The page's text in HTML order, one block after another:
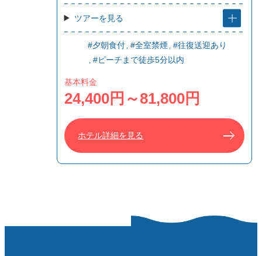
ツアーを見る
#夕朝食付 #全室禁煙 #往復送迎あり
#ビーチまで徒歩5分以内
基本料金
24,400円～81,800円
ホテル詳細を見る